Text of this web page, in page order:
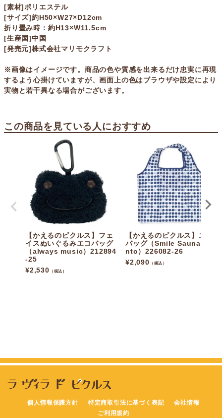
[素材]ポリエステル
[サイズ]約H50×W27×D12cm
折り畳み時：約H13×W11.5cm
[生産国]中国
[発売元]株式会社マリモクラフト
※画像はイメージです。商品の色や質感を出来るだけ忠実に再現
するよう心掛けていますが、画面上の色はブラウザや設定により
実物と若干異なる場合がございます。
この商品を見ている人におすすめ
【かえるのピクルス】フェ
イスぬいぐるみエコバッグ
（always music）212894
-25
¥2,530 （税込）
【かえるのピクルス】エコ
バッグ（Smile Sauna&Se
nto）226082-26
¥2,090 （税込）
個人情報保護方針 特定商取引法に基づく表記
会社情報
ご利用規約